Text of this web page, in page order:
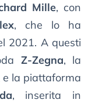
Mille, con
, che lo ha
2021. A questi
Z-Zegna, la
e la piattaforma
, inserita in